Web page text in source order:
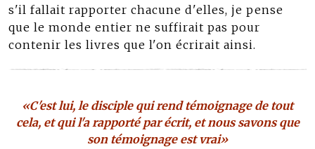
s'il fallait rapporter chacune d'elles, je pense
que le monde entier ne suffirait pas pour
contenir les livres que l'on écrirait ainsi.
«C'est lui, le disciple qui rend témoignage de tout
cela, et qui l'a rapporté par écrit, et nous savons que
son témoignage est vrai»